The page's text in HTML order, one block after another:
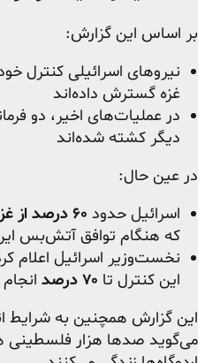
بر اساس این گزارش:
نیروهای اسرائیلی کنترل
غزه گسترش داده‌اند
در عملیات‌های اخیر، دو
دیگر کشته شده‌اند
در عین حال:
اسرائیل حدود ۶۰ درصد از غزه
که هنگام توافق آتش‌بس
نخست‌وزیر اسرائیل اعلام
این کنترل تا ۷۰ درصد
این گزارش همچنین به شرایط
می‌گوید صدها هزار فلسطینی